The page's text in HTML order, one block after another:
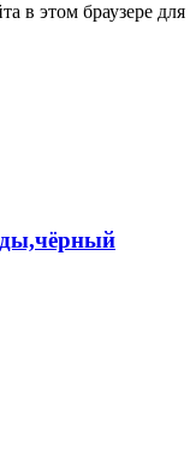
в этом браузере для